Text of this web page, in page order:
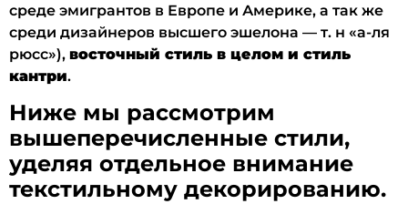
среде эмигрантов в Европе и Америке, а так же
среди дизайнеров высшего эшелона — т. н «а-ля
рюсс»), восточный стиль в целом и стиль
кантри.
Ниже мы рассмотрим
вышеперечисленные стили,
уделяя отдельное внимание
текстильному декорированию.